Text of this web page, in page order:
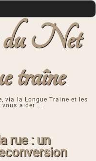
Net
traîne
via la Longue Traine et les
aider ...
rue : un